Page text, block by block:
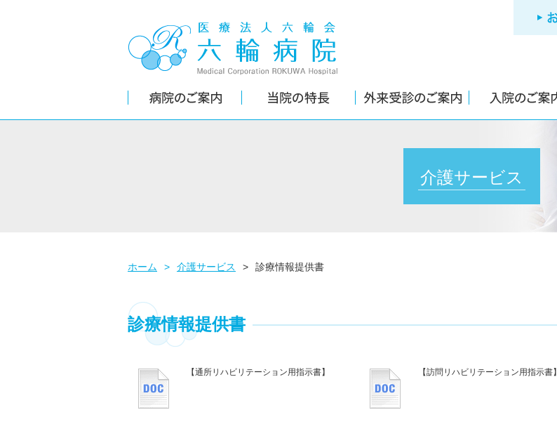
介護サービス
ホーム > 介護サービス > 診療情報提供書
診療情報提供書
【通所リハビリテーション用指示書】 【訪問リハビリテーション用指示書】